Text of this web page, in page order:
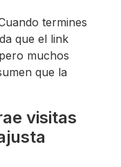
termines
que el link
muchos
que la
visitas